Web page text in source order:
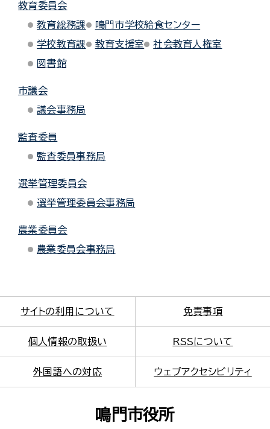
教育委員会
教育総務課
鳴門市学校給食センター
学校教育課
教育支援室
社会教育人権室
図書館
市議会
議会事務局
監査委員
監査委員事務局
選挙管理委員会
選挙管理委員会事務局
農業委員会
農業委員会事務局
サイトの利用について 免責事項
個人情報の取扱い RSSについて
外国語への対応 ウェブアクセシビリティ
鳴門市役所